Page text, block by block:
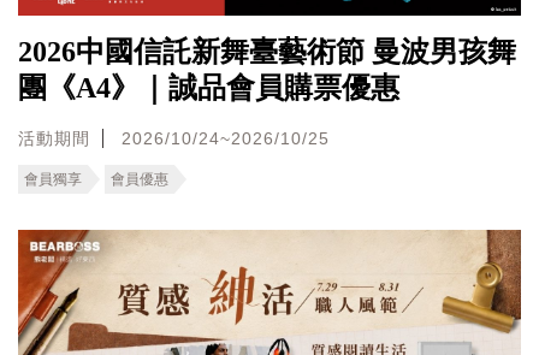
2026中國信託新舞臺藝術節 曼波男孩舞
團《A4》｜誠品會員購票優惠
活動期間 2026/10/24~2026/10/25
會員獨享 會員優惠